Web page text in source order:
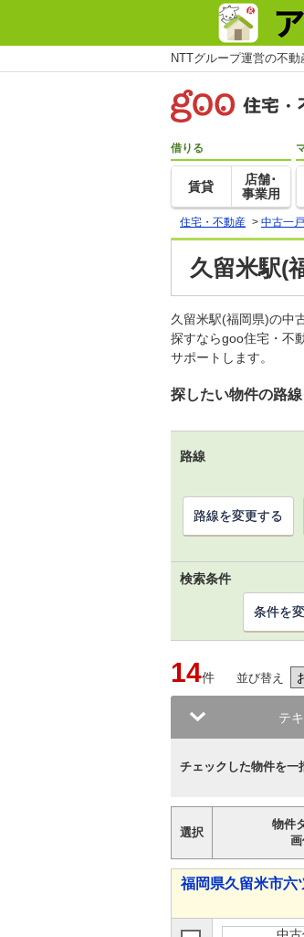
NTTグループ運営の不
借りる
賃貸
店舗･
事業用
住宅・不動産 > 中古一
久留米駅(
久留米駅(福岡県)の中
探すならgoo住宅・不
サポートします。
探したい物件の路
路線
路線を変更する
検索条件
条件を
14件 並び替え
テ
チェックした物件を一
選択
物件
福岡県久留米市六